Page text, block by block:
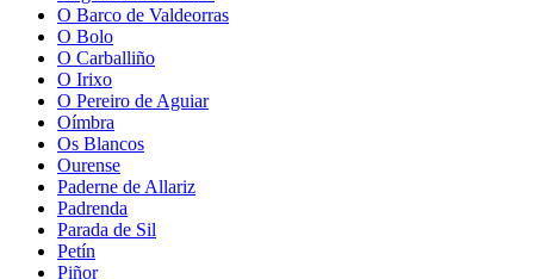
O Barco de Valdeorras
O Bolo
O Carballiño
O Irixo
O Pereiro de Aguiar
Oímbra
Os Blancos
Ourense
Paderne de Allariz
Padrenda
Parada de Sil
Petín
Piñor